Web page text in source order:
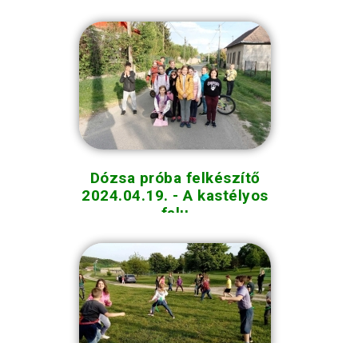
Dózsa próba felkészítő
2024.04.19. - A kastélyos
falu